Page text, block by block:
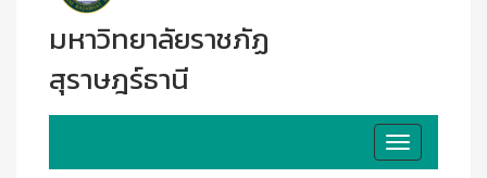
มหาวิทยาลัยราชภัฏ
สุราษฎร์ธานี
Toggle
navigation